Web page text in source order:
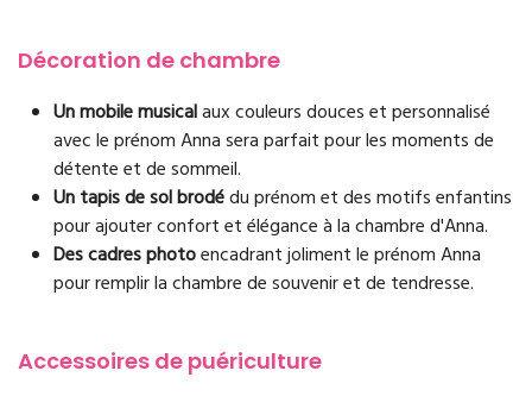
Décoration de chambre
Un mobile musicalaux couleurs douces et personnalisé
avec le prénom Anna sera parfait pour les moments de
détente et de sommeil.
Un tapis de sol brodédu prénom et des motifs enfantins
pour ajouter confort et élégance à la chambre d'Anna.
Des cadres photoencadrant joliment le prénom Anna
pour remplir la chambre de souvenir et de tendresse.
Accessoires de puériculture